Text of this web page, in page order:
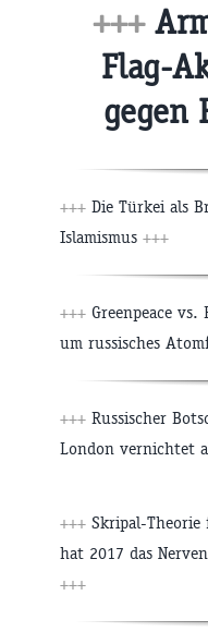
+++
Flag-
gegen
+++ Die Türkei als
Islamismus +++
+++ Greenpeace vs.
um russisches
+++ Russischer
London vernichtet
+++ Skripal-Theorie
hat 2017 das
+++